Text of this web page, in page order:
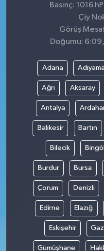
Basınç: 1016
Çiy
Görüş
Doğumu: 6:09,
Adana
Ağrı Aksaray
Antalya
Balıkesir Bartın
Bilecik Bingöl
Burdur Bursa
Çorum Denizli
Edirne Elazığ
Eskişehir
Gümüşhane